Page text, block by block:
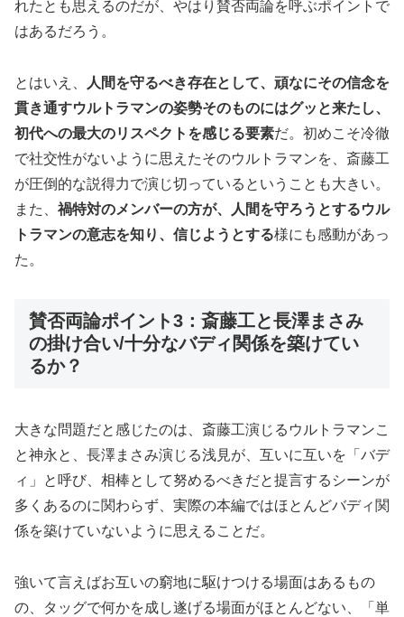
れたとも思えるのだが、やはり賛否両論を呼ぶポイントで
はあるだろう。
とはいえ、
人間を守るべき存在として、頑なにその信念を
貫き通すウルトラマンの姿勢そのものにはグッと来たし、
初代への最大のリスペクトを感じる要素だ。初めこそ冷徹
で社交性がないように思えたそのウルトラマンを、斎藤工
が圧倒的な説得力で演じ切っているということも大きい。
また、 禍特対のメンバーの方が、人間を守ろうとするウル
トラマンの意志を知り、信じようとする様にも感動があっ
た。
賛否両論ポイント3：斎藤工と長澤まさみ
の掛け合い/十分なバディ関係を築けてい
るか？
大きな問題だと感じたのは、斎藤工演じるウルトラマンこ
と神永と、長澤まさみ演じる浅見が、互いに互いを「バデ
ィ」と呼び、相棒として努めるべきだと提言するシーンが
多くあるのに関わらず、実際の本編ではほとんどバディ関
係を築けていないように思えることだ。
強いて言えばお互いの窮地に駆けつける場面はあるもの
の、タッグで何かを成し遂げる場面がほとんどない、「単